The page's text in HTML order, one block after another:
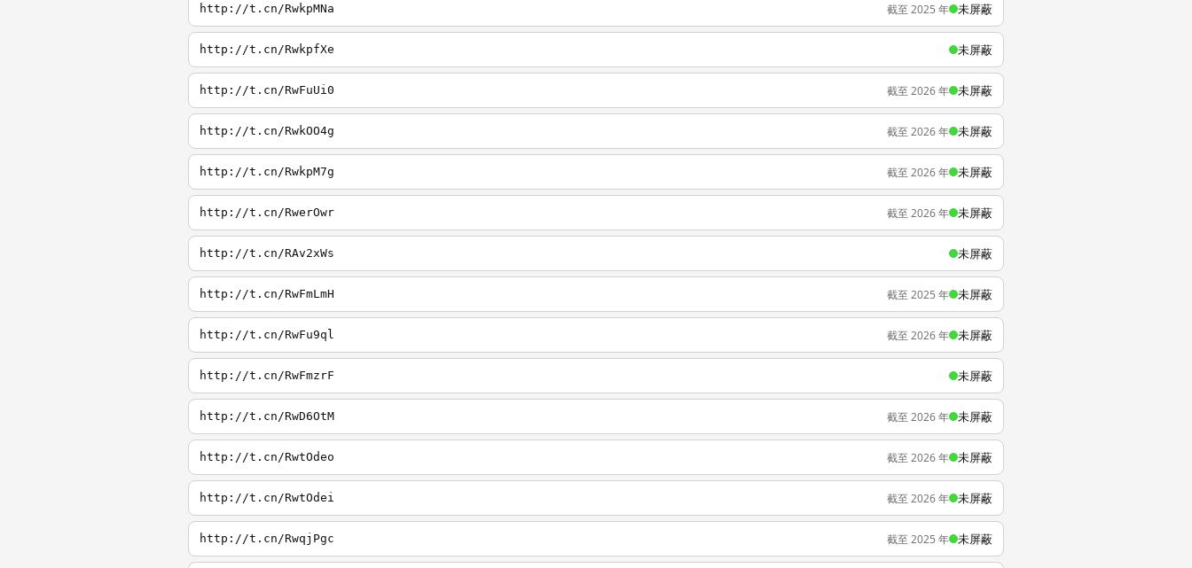
http://t.cn/RwkpMNa 截至 2025 年 未屏蔽
http://t.cn/RwkpfXe 未屏蔽
http://t.cn/RwFuUi0 截至 2026 年 未屏蔽
http://t.cn/RwkOO4g 截至 2026 年 未屏蔽
http://t.cn/RwkpM7g 截至 2026 年 未屏蔽
http://t.cn/RwerOwr 截至 2026 年 未屏蔽
http://t.cn/RAv2xWs 未屏蔽
http://t.cn/RwFmLmH 截至 2025 年 未屏蔽
http://t.cn/RwFu9ql 截至 2026 年 未屏蔽
http://t.cn/RwFmzrF 未屏蔽
http://t.cn/RwD6OtM 截至 2026 年 未屏蔽
http://t.cn/RwtOdeo 截至 2026 年 未屏蔽
http://t.cn/RwtOdei 截至 2026 年 未屏蔽
http://t.cn/RwqjPgc 截至 2025 年 未屏蔽